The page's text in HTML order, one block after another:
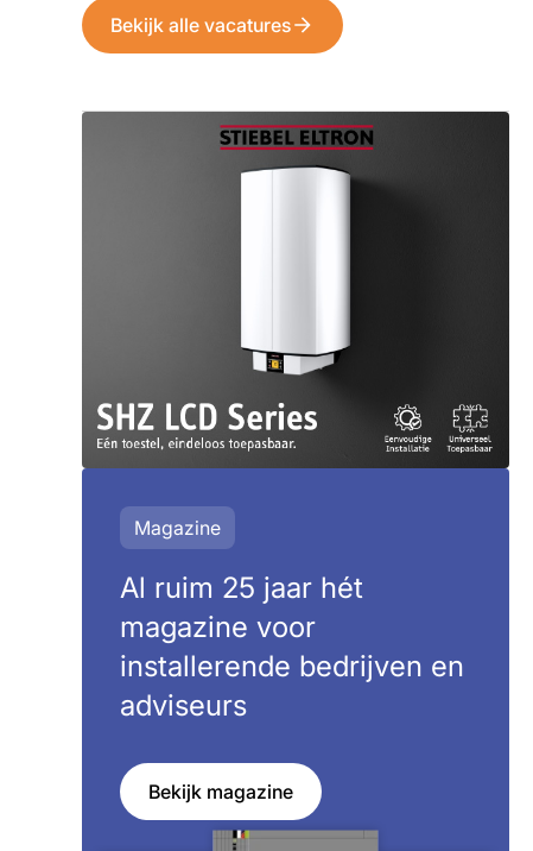
Bekijk alle vacatures
Magazine
Al ruim 25 jaar hét
magazine voor
installerende bedrijven en
adviseurs
Bekijk magazine